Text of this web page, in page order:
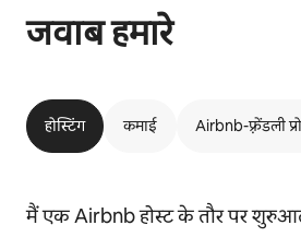
जवाब हमारे
होस्टिंग कमाई Airbnb-फ़्रेंडली
मैं एक Airbnb होस्ट के तौर पर